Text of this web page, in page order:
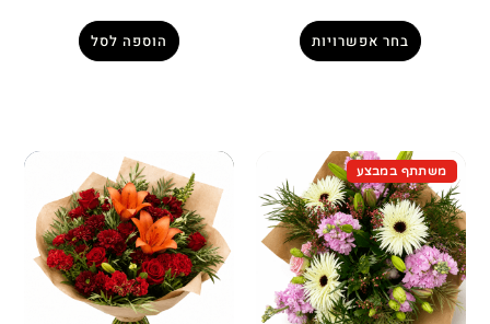
בחר אפשרויות הוספה לסל